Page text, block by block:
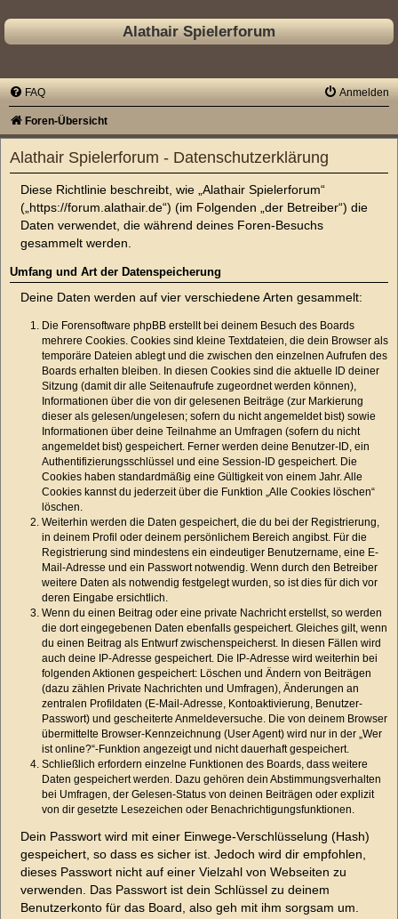
Alathair Spielerforum
FAQ Anmelden
Foren-Übersicht
Alathair Spielerforum - Datenschutzerklärung
Diese Richtlinie beschreibt, wie „Alathair Spielerforum“
(„https://forum.alathair.de“) (im Folgenden „der Betreiber“) die
Daten verwendet, die während deines Foren-Besuchs
gesammelt werden.
Umfang und Art der Datenspeicherung
Deine Daten werden auf vier verschiedene Arten gesammelt:
Die Forensoftware phpBB erstellt bei deinem Besuch des Boards
mehrere Cookies. Cookies sind kleine Textdateien, die dein Browser als
temporäre Dateien ablegt und die zwischen den einzelnen Aufrufen des
Boards erhalten bleiben. In diesen Cookies sind die aktuelle ID deiner
Sitzung (damit dir alle Seitenaufrufe zugeordnet werden können),
Informationen über die von dir gelesenen Beiträge (zur Markierung
dieser als gelesen/ungelesen; sofern du nicht angemeldet bist) sowie
Informationen über deine Teilnahme an Umfragen (sofern du nicht
angemeldet bist) gespeichert. Ferner werden deine Benutzer-ID, ein
Authentifizierungsschlüssel und eine Session-ID gespeichert. Die
Cookies haben standardmäßig eine Gültigkeit von einem Jahr. Alle
Cookies kannst du jederzeit über die Funktion „Alle Cookies löschen“
löschen.
Weiterhin werden die Daten gespeichert, die du bei der Registrierung,
in deinem Profil oder deinem persönlichem Bereich angibst. Für die
Registrierung sind mindestens ein eindeutiger Benutzername, eine E-
Mail-Adresse und ein Passwort notwendig. Wenn durch den Betreiber
weitere Daten als notwendig festgelegt wurden, so ist dies für dich vor
deren Eingabe ersichtlich.
Wenn du einen Beitrag oder eine private Nachricht erstellst, so werden
die dort eingegebenen Daten ebenfalls gespeichert. Gleiches gilt, wenn
du einen Beitrag als Entwurf zwischenspeicherst. In diesen Fällen wird
auch deine IP-Adresse gespeichert. Die IP-Adresse wird weiterhin bei
folgenden Aktionen gespeichert: Löschen und Ändern von Beiträgen
(dazu zählen Private Nachrichten und Umfragen), Änderungen an
zentralen Profildaten (E-Mail-Adresse, Kontoaktivierung, Benutzer-
Passwort) und gescheiterte Anmeldeversuche. Die von deinem Browser
übermittelte Browser-Kennzeichnung (User Agent) wird nur in der „Wer
ist online?“-Funktion angezeigt und nicht dauerhaft gespeichert.
Schließlich erfordern einzelne Funktionen des Boards, dass weitere
Daten gespeichert werden. Dazu gehören dein Abstimmungsverhalten
bei Umfragen, der Gelesen-Status von deinen Beiträgen oder explizit
von dir gesetzte Lesezeichen oder Benachrichtigungsfunktionen.
Dein Passwort wird mit einer Einwege-Verschlüsselung (Hash)
gespeichert, so dass es sicher ist. Jedoch wird dir empfohlen,
dieses Passwort nicht auf einer Vielzahl von Webseiten zu
verwenden. Das Passwort ist dein Schlüssel zu deinem
Benutzerkonto für das Board, also geh mit ihm sorgsam um.